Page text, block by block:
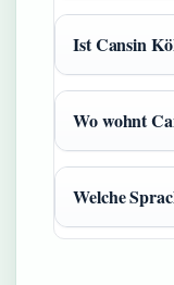
Ist Cansin
Wo wohnt
Welche